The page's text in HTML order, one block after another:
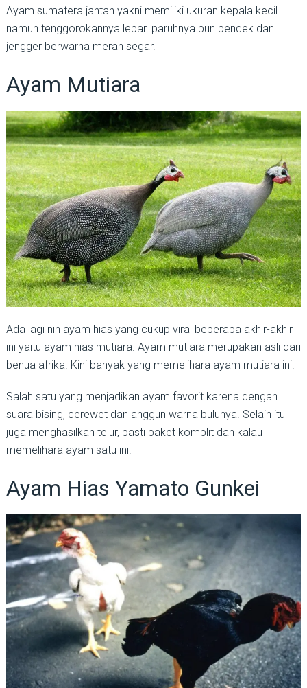
Ayam sumatera jantan yakni memiliki ukuran kepala kecil
namun tenggorokannya lebar. paruhnya pun pendek dan
jengger berwarna merah segar.
Ayam Mutiara
Ada lagi nih ayam hias yang cukup viral beberapa akhir-akhir
ini yaitu ayam hias mutiara. Ayam mutiara merupakan asli dari
benua afrika. Kini banyak yang memelihara ayam mutiara ini.
Salah satu yang menjadikan ayam favorit karena dengan
suara bising, cerewet dan anggun warna bulunya. Selain itu
juga menghasilkan telur, pasti paket komplit dah kalau
memelihara ayam satu ini.
Ayam Hias Yamato Gunkei